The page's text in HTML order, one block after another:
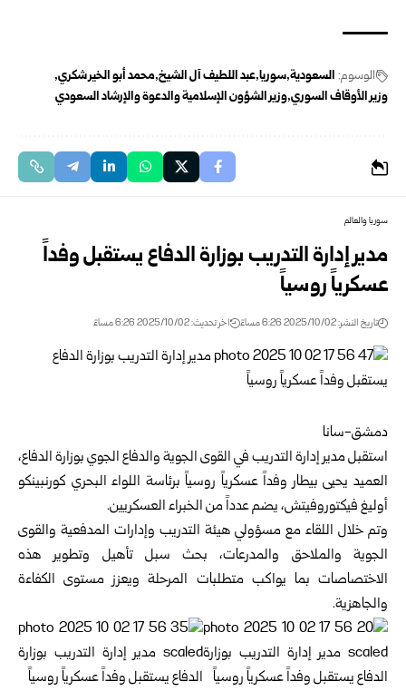
الوسوم: السعودية سوريا عبد اللطيف آل الشيخ محمد أبو الخير شكري
وزير الأوقاف السوري وزير الشؤون الإسلامية والدعوة والإرشاد السعودي
سوريا والعالم
مدير إدارة التدريب بوزارة الدفاع يستقبل وفداً
عسكرياً روسياً
تاريخ النشر: 2025/10/02 6:26 مساءً اخر تحديث: 2025/10/02 6:26 مساءً
دمشق-سانا
استقبل مدير إدارة التدريب في القوى الجوية والدفاع الجوي بوزارة الدفاع،
العميد يحيى بيطار وفداً عسكرياً روسياً برئاسة اللواء البحري كورنبينكو
أوليغ فيكتوروفيتش، يضم عدداً من الخبراء العسكريين.
وتم خلال اللقاء مع مسؤولي هيئة التدريب وإدارات المدفعية والقوى
الجوية والملاحق والمدرعات، بحث سبل تأهيل وتطوير هذه
الاختصاصات بما يواكب متطلبات المرحلة ويعزز مستوى الكفاءة
والجاهزية.